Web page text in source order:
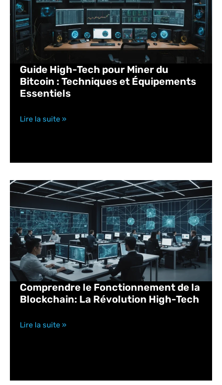
Guide High-Tech pour Miner du
Bitcoin : Techniques et Équipements
Essentiels
Lire la suite »
Comprendre le Fonctionnement de la
Blockchain: La Révolution High-Tech
Lire la suite »